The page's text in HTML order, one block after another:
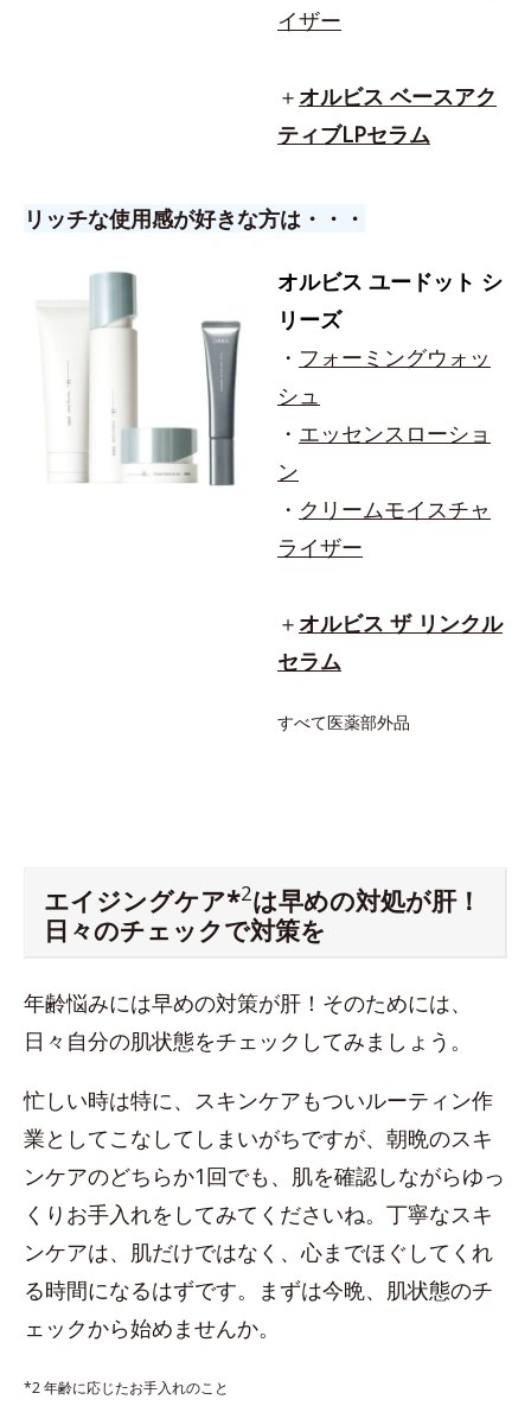
イザー
＋ オルビス ベースアク
ティブLPセラム
リッチな使用感が好きな方は・・・
オルビス ユードット シ
リーズ
・ フォーミングウォッ
シュ
・ エッセンスローショ
ン
・ クリームモイスチャ
ライザー
＋ オルビス ザ リンクル
セラム
すべて医薬部外品
エイジングケア*2は早めの対処が肝！
日々のチェックで対策を
年齢悩みには早めの対策が肝！そのためには、
日々自分の肌状態をチェックしてみましょう。
忙しい時は特に、スキンケアもついルーティン作
業としてこなしてしまいがちですが、朝晩のスキ
ンケアのどちらか1回でも、肌を確認しながらゆっ
くりお手入れをしてみてくださいね。丁寧なスキ
ンケアは、肌だけではなく、心までほぐしてくれ
る時間になるはずです。まずは今晩、肌状態のチ
ェックから始めませんか。
*2 年齢に応じたお手入れのこと